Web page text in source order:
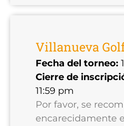
Villanueva
Fecha del torneo:
Cierre de
11:59 pm
Por favor, se
encarecidamente